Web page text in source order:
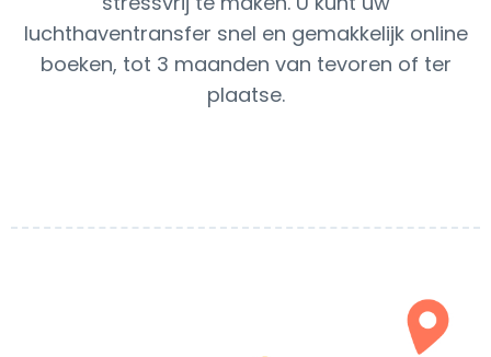
luchthaventransfer snel en gemakkelijk online
boeken, tot 3 maanden van tevoren of ter
plaatse.